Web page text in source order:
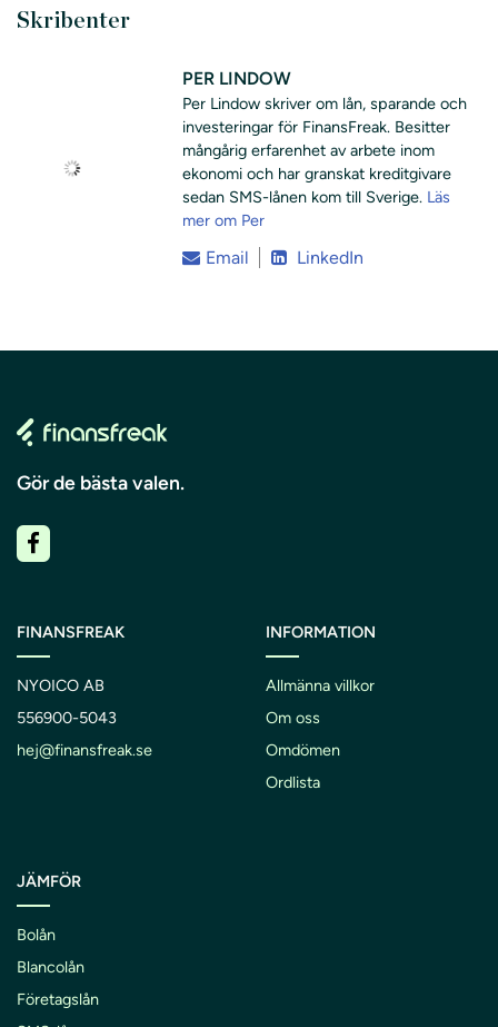
Skribenter
PER LINDOW
Per Lindow skriver om lån, sparande och
investeringar för FinansFreak. Besitter
mångårig erfarenhet av arbete inom
ekonomi och har granskat kreditgivare
sedan SMS-lånen kom till Sverige. Läs
mer om Per
Email LinkedIn
Gör de bästa valen.
FINANSFREAK
NYOICO AB
556900-5043
hej@finansfreak.se
INFORMATION
Allmänna villkor
Om oss
Omdömen
Ordlista
JÄMFÖR
Bolån
Blancolån
Företagslån